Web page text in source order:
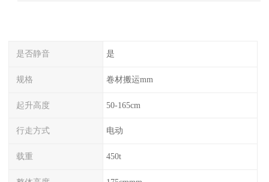
是否静音 是
规格 卷材搬运mm
起升高度 50-165cm
行走方式 电动
载重 450t